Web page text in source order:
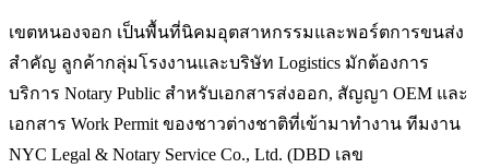
เขตหนองจอก เป็นพื้นที่นิคมอุตสาหกรรมและพอร์ตการขนส่ง
สำคัญ ลูกค้ากลุ่มโรงงานและบริษัท Logistics มักต้องการ
บริการ Notary Public สำหรับเอกสารส่งออก, สัญญา OEM และ
เอกสาร Work Permit ของชาวต่างชาติที่เข้ามาทำงาน ทีมงาน
NYC Legal & Notary Service Co., Ltd. (DBD เลข